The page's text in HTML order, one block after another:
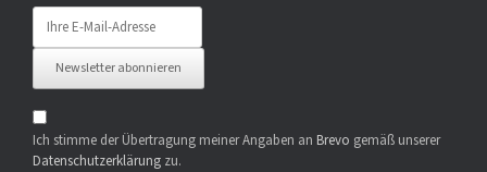
Newsletter abonnieren
Ich stimme der Übertragung meiner Angaben an Brevo gemäß unserer
Datenschutzerklärung zu.